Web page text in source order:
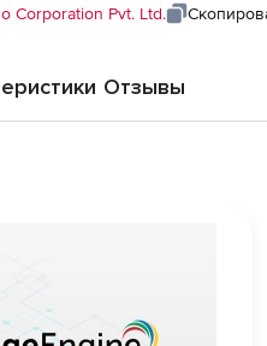
Corporation Pvt. Ltd.
Отзывы